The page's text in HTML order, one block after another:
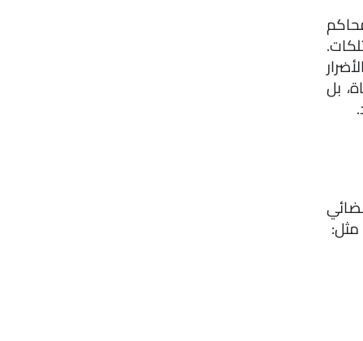
في المجتمعات الحديثة، أصبح الطلاق أكثر تنظيمًا عبر القوانين والمحاكم
ولكن يبقى الأهم هو التعامل معه بحكمة واحترام متبادل لتقليل الأضرار
النفسية، خاصة عندما يكون هناك أطفال. الطلاق ليس نهاية الحياة، بل
نعم، يمكن للزوجة رفع قضية طلاق في السعودية وفقًا للنظام القضائي